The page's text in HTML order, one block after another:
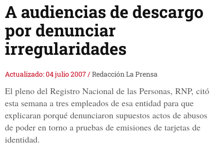
A audiencias de descargo
por denunciar
irregularidades
Actualizado: 04 julio 2007/Redacción La Prensa
El pleno del Registro Nacional de las Personas, RNP, citó
esta semana a tres empleados de esa entidad para que
explicaran porqué denunciaron supuestos actos de abusos
de poder en torno a pruebas de emisiones de tarjetas de
identidad.